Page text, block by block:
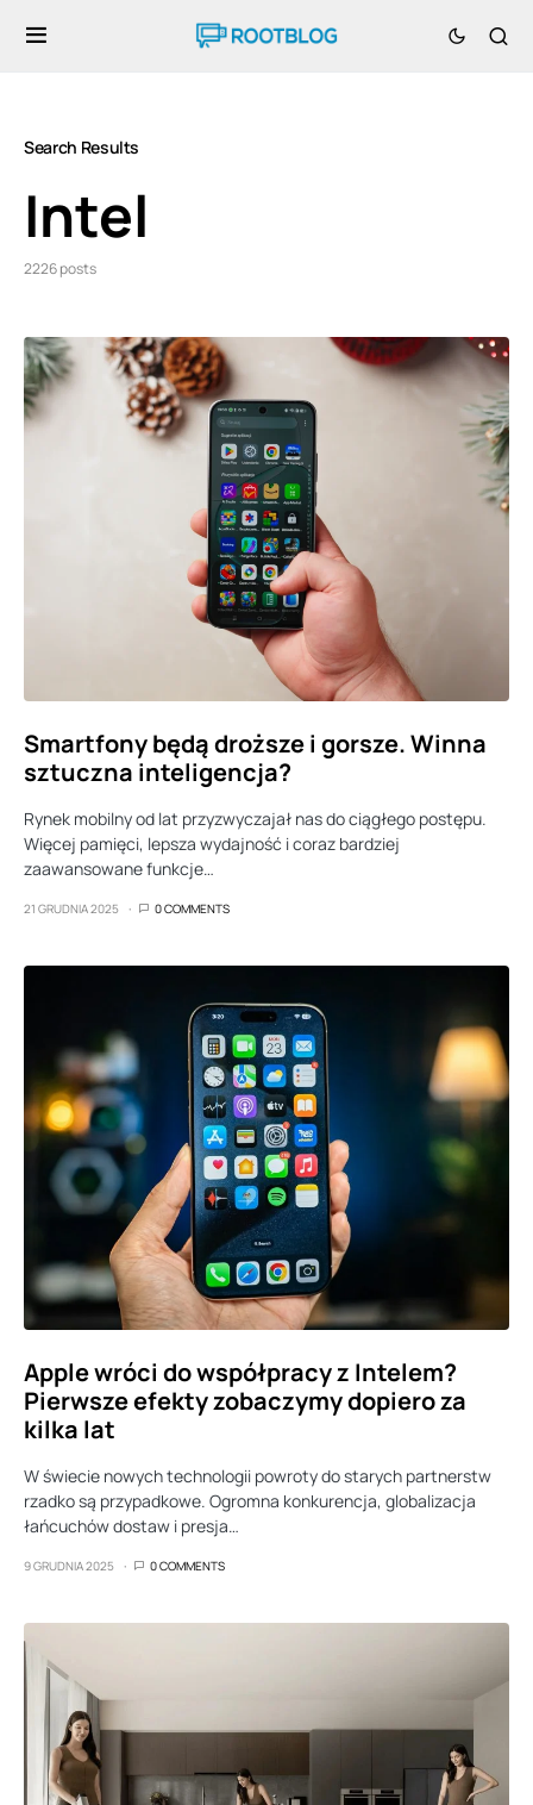
Search Results
Intel
2226 posts
Smartfony będą droższe i gorsze. Winna
sztuczna inteligencja?
Rynek mobilny od lat przyzwyczajał nas do ciągłego postępu.
Więcej pamięci, lepsza wydajność i coraz bardziej
zaawansowane funkcje…
21 GRUDNIA 2025 0 COMMENTS
Apple wróci do współpracy z Intelem?
Pierwsze efekty zobaczymy dopiero za
kilka lat
W świecie nowych technologii powroty do starych partnerstw
rzadko są przypadkowe. Ogromna konkurencja, globalizacja
łańcuchów dostaw i presja…
9 GRUDNIA 2025 0 COMMENTS